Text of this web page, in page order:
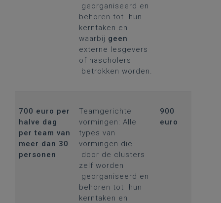
georganiseerd en
behoren tot hun
kerntaken en
waarbij geen
externe lesgevers
of nascholers
betrokken worden.
700 euro per
halve dag
per team van
meer dan 30
personen
Teamgerichte
vormingen: Alle
types van
vormingen die
door de clusters
zelf worden
georganiseerd en
behoren tot hun
kerntaken en
900
euro